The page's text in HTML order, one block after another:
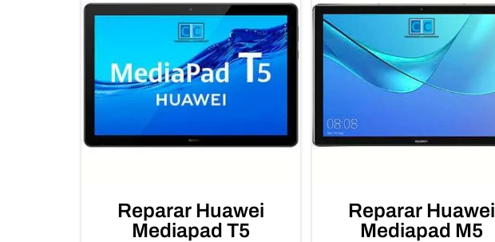
Reparar Huawei
Mediapad T5
Reparar Huawei
Mediapad M5